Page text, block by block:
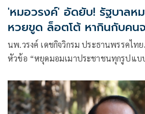
'หมอวรงค์' อัดยับ! รัฐบาลห
หวยขูด ล็อตโต้ หากินกับคน
นพ.วรงค์ เดชกิจวิกรม ประธานพรรคไท
หัวข้อ “หยุดมอมเมาประชาชนทุกรูปแบบ